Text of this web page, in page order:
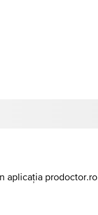
aplicația prodoctor.ro